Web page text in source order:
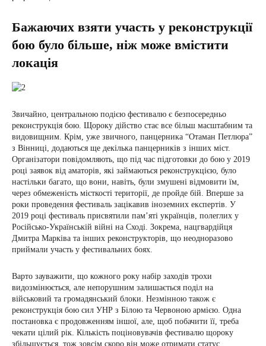
Бажаючих взяти участь у реконструкції
бою було більше, ніж може вмістити
локація
Звичайно, центральною подією фестивалю є безпосередньо
реконструкція бою. Щороку дійство стає все більш масштабним та
видовищним. Крім, уже звичного, панцерника “Отаман Петлюра”
з Вінниці, додаються ще декілька панцерників з інших міст.
Організатори повідомляють, що під час підготовки до бою у 2019
році заявок від аматорів, які займаються реконструкцією, було
настільки багато, що вони, навіть, були змушені відмовити їм,
через обмеженість місткості території, де пройде бій. Вперше за
роки проведення фестиваль зацікавив іноземних експертів. У
2019 році фестиваль присвятили пам’яті українців, полеглих у
Російсько-Українській війні на Сході. Зокрема, нацгвардійця
Дмитра Марківа та інших реконструкторів, що неодноразово
приймали участь у фестивальних боях.
Варто зауважити, що кожного року набір заходів трохи
видозмінюється, але непорушним залишається поділ на
військовий та громадянський блоки. Незмінною також є
реконструкція бою сил УНР з Білою та Червоною армією. Одна
постановка є продовженням іншої, але, щоб побачити її, треба
чекати цілий рік. Кількість поціновувачів фестивалю щороку
збільшується, тож зовсім скоро він може отримати статус